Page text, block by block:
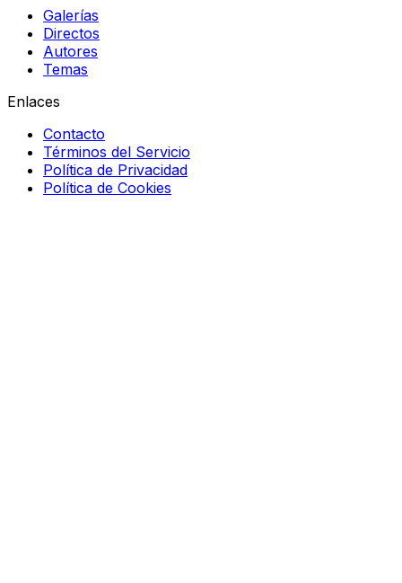
Galerías
Directos
Autores
Temas
Enlaces
Contacto
Términos del Servicio
Política de Privacidad
Política de Cookies